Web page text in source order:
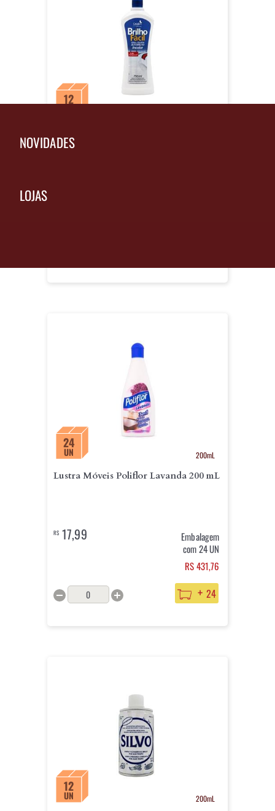
NOVIDADES
LOJAS
12
24
UN 200mL
Lustra Móveis Poliflor Lavanda 200 mL
R$17,99
Embalagem
com 24 UN
RS 431,76
+ 24
12
UN 200mL